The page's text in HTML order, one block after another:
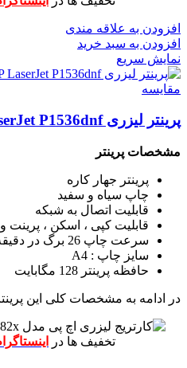
افزودن به علاقه مندی
افزودن به سبد خرید
نمایش سریع
مقايسه
پرینتر لیزری HP LaserJet P1536dnf
مشخصات پرینتر
پرینتر جهار کاره
چاپ سیاه و سفید
قابلیت اتصال به شبکه
قابلیت کپی ، اسکن ،
سرعت چاپ 26 برگ در دقیقه
سایز چاپ : A4
حافظه پرینتر 128 مگابایت
در ادامه به مشخصات کلی این
تخفیف ها در